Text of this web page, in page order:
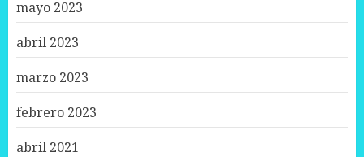
mayo 2023
abril 2023
marzo 2023
febrero 2023
abril 2021